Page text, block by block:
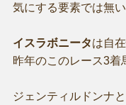
気にする要素では無い
イスラボニータは自
昨年のこのレース3着
ジェンティルドンナ